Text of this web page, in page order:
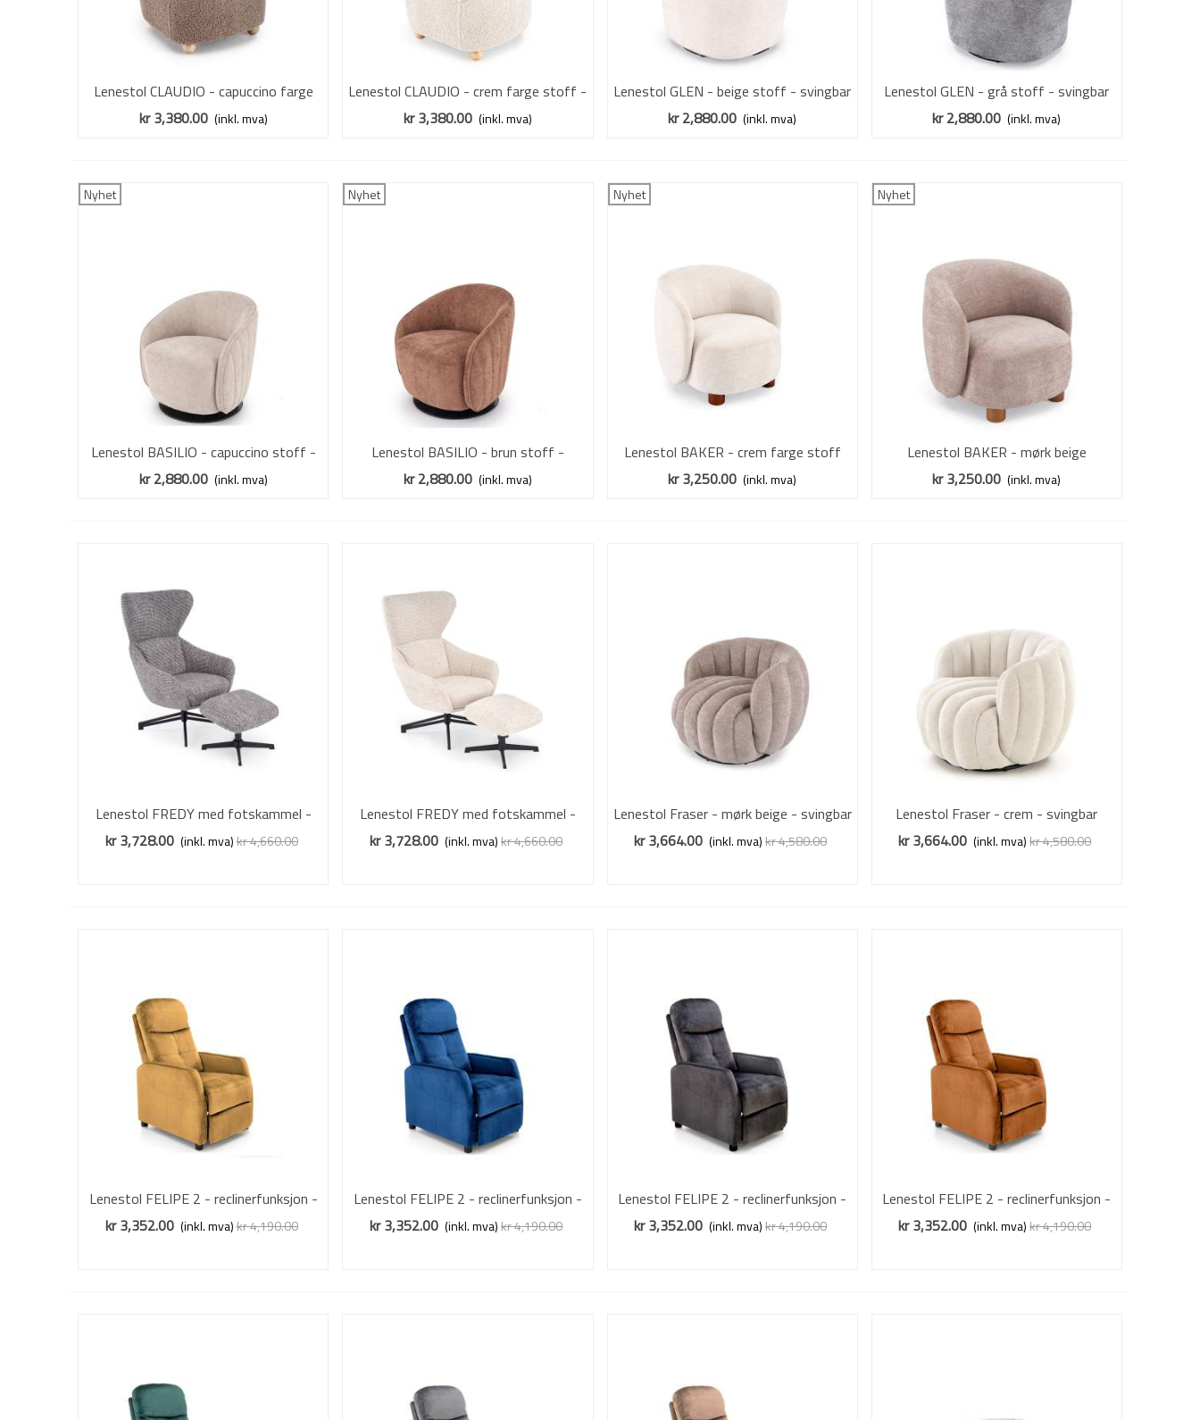
Vis mer
Lenestol CLAUDIO - capuccino farge
stoff - tre bein
kr 3,380.00 (inkl. mva)
Vis mer
Lenestol CLAUDIO - crem farge stoff -
tre bein
kr 3,380.00 (inkl. mva)
Vis mer
Lenestol GLEN - beige stoff - svingbar
kr 2,880.00 (inkl. mva)
Vis mer
Lenestol GLEN - grå stoff - svingbar
kr 2,880.00 (inkl. mva)
Nyhet
Vis mer
Lenestol BASILIO - capuccino stoff -
svingbar
kr 2,880.00 (inkl. mva)
Nyhet
Vis mer
Lenestol BASILIO - brun stoff -
svingbar
kr 2,880.00 (inkl. mva)
Nyhet
Vis mer
Lenestol BAKER - crem farge stoff
kr 3,250.00 (inkl. mva)
Nyhet
Vis mer
Lenestol BAKER - mørk beige
kr 3,250.00 (inkl. mva)
Vis mer
Lenestol FREDY med fotskammel -
stoff - grå stoff
kr 3,728.00 (inkl. mva)kr 4,660.00
Vis mer
Lenestol FREDY med fotskammel -
stoff - beige
kr 3,728.00 (inkl. mva)kr 4,660.00
Vis mer
Lenestol Fraser - mørk beige - svingbar
kr 3,664.00 (inkl. mva)kr 4,580.00
Vis mer
Lenestol Fraser - crem - svingbar
kr 3,664.00 (inkl. mva) kr 4,580.00
Vis mer
Lenestol FELIPE 2 - reclinerfunksjon -
sannepsgul velvet
kr 3,352.00 (inkl. mva)kr 4,190.00
Vis mer
Lenestol FELIPE 2 - reclinerfunksjon -
marineblå velvet
kr 3,352.00 (inkl. mva)kr 4,190.00
Vis mer
Lenestol FELIPE 2 - reclinerfunksjon -
svart velvet
kr 3,352.00 (inkl. mva)kr 4,190.00
Vis mer
Lenestol FELIPE 2 - reclinerfunksjon -
kanel velvet
kr 3,352.00 (inkl. mva) kr 4,190.00